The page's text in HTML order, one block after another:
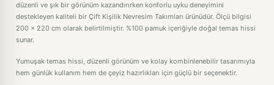
düzenli ve şık bir görünüm kazandırırken konforlu uyku deneyimini
destekleyen kaliteli bir Çift Kişilik Nevresim Takımları ürünüdür. Ölçü bilgisi
200 x 220 cm olarak belirtilmiştir. %100 pamuk içeriğiyle doğal temas hissi
sunar.
Yumuşak temas hissi, düzenli görünüm ve kolay kombinlenebilir tasarımıyla
hem günlük kullanım hem de çeyiz hazırlıkları için güçlü bir seçenektir.